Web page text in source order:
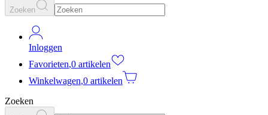
Zoeken
Inloggen
Favorieten,0 artikelen
Winkelwagen,0 artikelen
Zoeken